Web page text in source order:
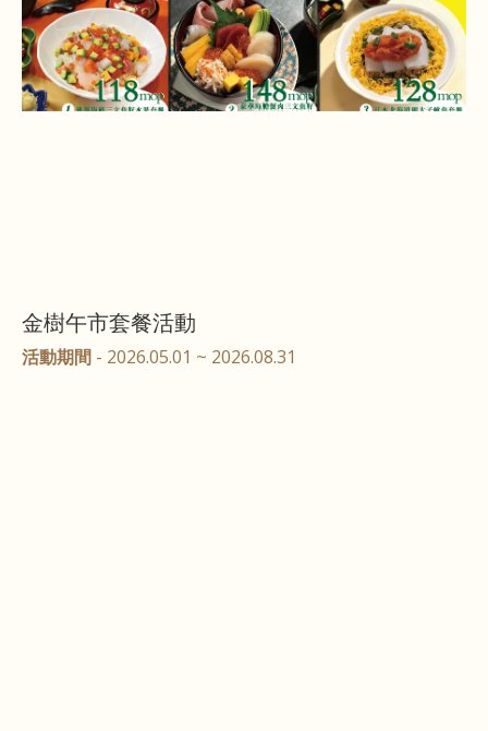
金樹午市套餐活動
活動期間 - 2026.05.01 ~ 2026.08.31